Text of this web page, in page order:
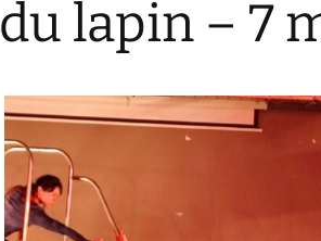
du lapin – 7